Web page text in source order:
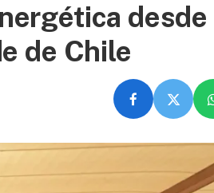
desde
de Chile